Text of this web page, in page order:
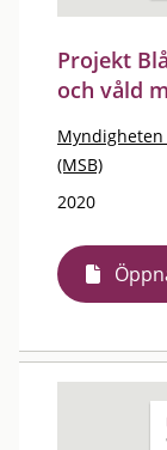
Projekt
och våld
(MSB)
2020